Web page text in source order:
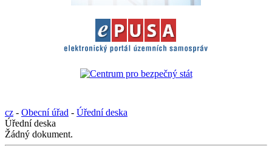
cz - Obecní úřad - Úřední deska
Úřední deska
Žádný dokument.